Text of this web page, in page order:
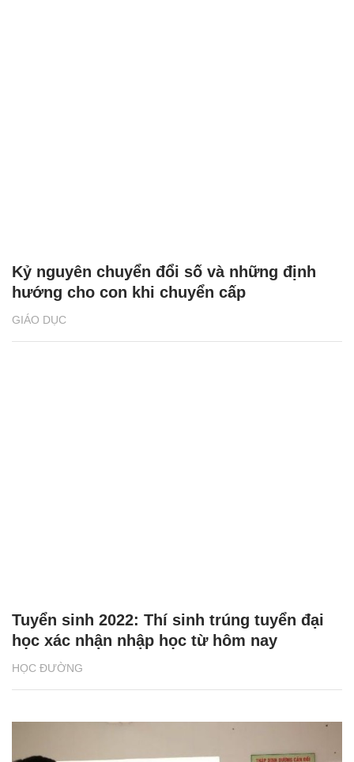
GIÁO DỤC
Kỷ nguyên chuyển đổi số và những định
hướng cho con khi chuyển cấp
HỌC ĐƯỜNG
Tuyển sinh 2022: Thí sinh trúng tuyển đại
học xác nhận nhập học từ hôm nay